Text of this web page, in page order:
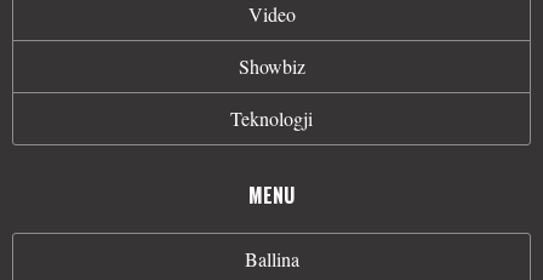
Video
Showbiz
Teknologji
MENU
Ballina